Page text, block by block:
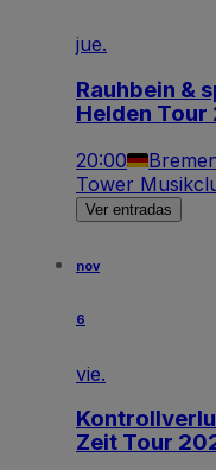
jue.
Rauhbein &
Helden Tour
20:00
Tower
Ver entradas
nov
6
vie.
Zeit Tour